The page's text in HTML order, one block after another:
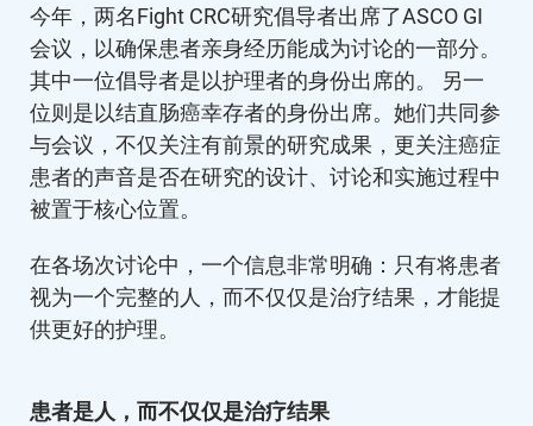
今年，两名Fight CRC研究倡导者出席了ASCO GI
会议，以确保患者亲身经历能成为讨论的一部分。
其中一位倡导者是以护理者的身份出席的。 另一
位则是以结直肠癌幸存者的身份出席。她们共同参
与会议，不仅关注有前景的研究成果，更关注癌症
患者的声音是否在研究的设计、讨论和实施过程中
被置于核心位置。
在各场次讨论中，一个信息非常明确：只有将患者
视为一个完整的人，而不仅仅是治疗结果，才能提
供更好的护理。
患者是人，而不仅仅是治疗结果